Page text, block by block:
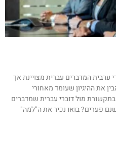
המדברים עברית מצויינת אך
את ההיגיון שעומד מאחורי
מול דוברי עברית שמדברים
פערים? בואו נכיר את ה"למה"